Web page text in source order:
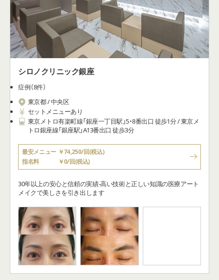
シロノクリニック銀座
症例（8件）
東京都 / 中央区
セットメニューあり
東京メトロ有楽町線「銀座一丁目駅」5・8番出口 徒歩1分 / 東京メ
トロ銀座線「銀座駅」A13番出口 徒歩3分
最安メニュー ￥74,250/回(税込)
指名料
￥0/回(税込)
30年以上の安心と信頼の実績-高い技術と正しい知識の医療アート